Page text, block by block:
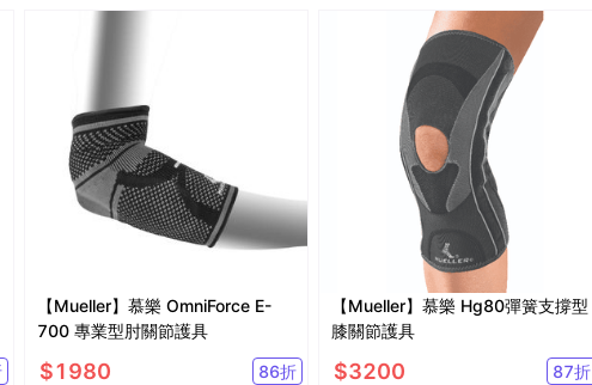
【Mueller】慕樂 OmniForce E-
700 專業型肘關節護具
$1980 86折
【Mueller】慕樂 Hg80彈簧支撐型
膝關節護具
$3200 87折